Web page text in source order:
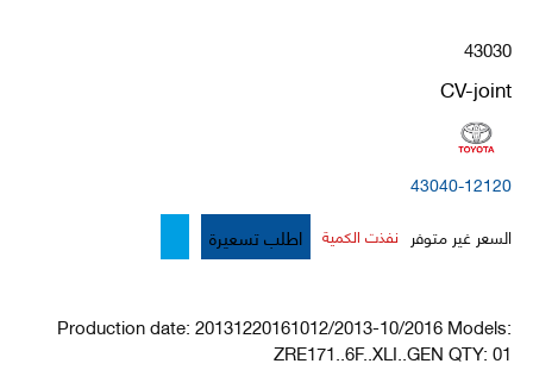
43030
CV-joint
43040-12120
السعر غير متوفر نفذت الكمية اطلب تسعيرة
Production date: 20131220161012/2013-10/2016 Models:
ZRE171..6F..XLI..GEN QTY: 01